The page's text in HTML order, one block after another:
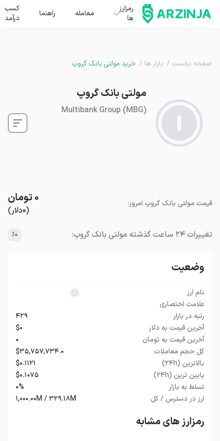
رمزارز
ها
معامله راهنما
کسب
درآمد
صفحه نخست / بازار ها / خرید مولتی بانک گروپ
مولتی بانک گروپ
Multibank Group (MBG)
قیمت مولتی بانک گروپ امروز:
(۰دلار)
۰تومان
تغییرات ۲۴ ساعت گذشته مولتی بانک گروپ: ٪۰
وضعیت
نام ارز
علامت اختصاری
رتبه در بازار
۴۲۹
آخرین قیمت به دلار
$۰
آخرین قیمت به تومان
۰
کل حجم معاملات
$۳۵,۷۵۷,۷۳۴.۰
بالاترین (۲۴h)
$۰.۱۱۲۱
پایین ترین (۲۴h)
$۰.۱۰۷۵
تسلط به بازار
۰%
ارز در دسترس / کل
۱,۰۰۰.۰۰M / ۳۲۹.۱۸M
رمزارز های مشابه